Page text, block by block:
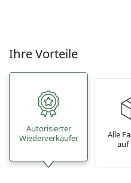
Ihre Vorteile
Autorisierter
Wiederverkäufer
Alle
auf